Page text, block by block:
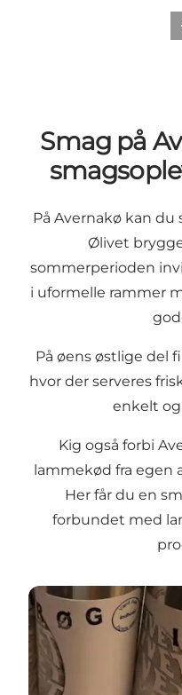
Smag på
På Avernakø kan du
Ølivet
sommerperioden
i uformelle rammer
På øens østlige del
hvor der serveres
enkelt
Kig også forbi
lammekød fra egen
Her får du en
forbundet med
ØLivet Avernakø